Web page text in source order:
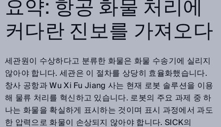
요약: 항공 화물 처리에
커다란 진보를 가져오다
세관원이 수상하다고 분류한 화물은 화물 수송기에 실리지
않아야 합니다. 세관은 이 절차를 상당히 효율화했습니다.
창사 공항과 Wu Xi Fu Jiang 사는 현재 로봇 솔루션을 이용
해 물류 처리를 혁신하고 있습니다. 로봇의 주요 과제 중 하
나는 화물을 확실하게 표시하는 것이며 표시 과정에서 과도
한 압력으로 화물이 손상되지 않아야 합니다. SICK의